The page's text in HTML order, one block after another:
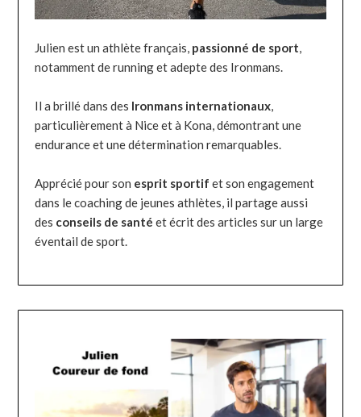
Julien est un athlète français, passionné de sport,
notamment de running et adepte des Ironmans.
Il a brillé dans des Ironmans internationaux,
particulièrement à Nice et à Kona, démontrant une
endurance et une détermination remarquables.
Apprécié pour son esprit sportifet son engagement
dans le coaching de jeunes athlètes, il partage aussi
des conseils de santéet écrit des articles sur un large
éventail de sport.